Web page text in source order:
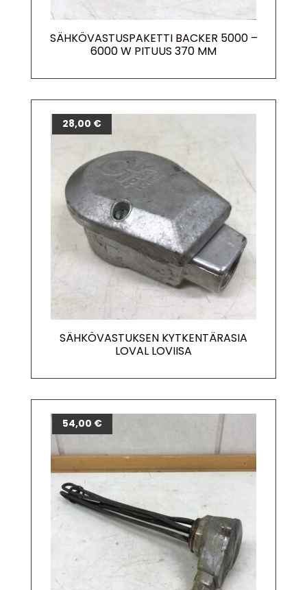
SÄHKÖVASTUSPAKETTI BACKER 5000 –
6000 W PITUUS 370 MM
SÄHKÖVASTUKSEN KYTKENTÄRASIA
LOVAL LOVIISA
28,00 €
54,00 €